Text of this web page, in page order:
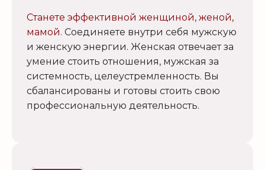
Станете эффективной женщиной, женой,
мамой. Соединяете внутри себя мужскую
и женскую энергии. Женская отвечает за
умение стоить отношения, мужская за
системность, целеустремленность. Вы
сбалансированы и готовы стоить свою
профессиональную деятельность.